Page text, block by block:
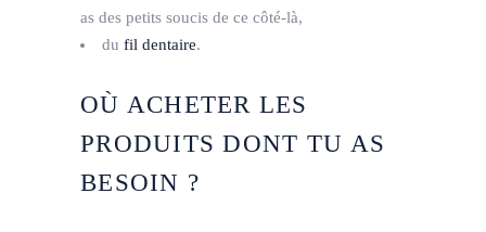
as des petits soucis de ce côté­-là,
du fil dentaire.
OÙ ACHETER LES
PRODUITS DONT TU AS
BESOIN ?